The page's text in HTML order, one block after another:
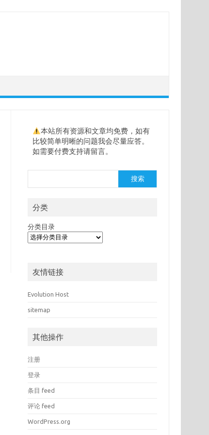
本站所有资源和文章均免费，如有
比较简单明晰的问题我会尽量应答。
如需要付费支持请留言。
索
搜索
分类
分类目录
友情链接
Evolution Host
sitemap
其他操作
注册
登录
条目 feed
评论 feed
WordPress.org